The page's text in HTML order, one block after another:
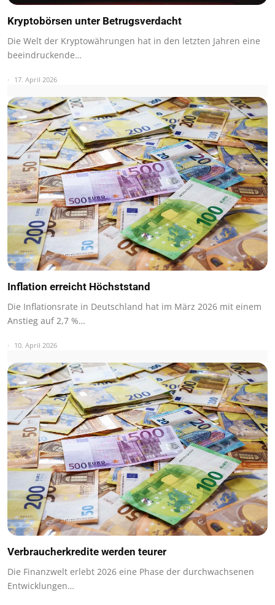
Kryptobörsen unter Betrugsverdacht
Die Welt der Kryptowährungen hat in den letzten Jahren eine
beeindruckende…
17. April 2026
Inflation erreicht Höchststand
Die Inflationsrate in Deutschland hat im März 2026 mit einem
Anstieg auf 2,7 %…
10. April 2026
Verbraucherkredite werden teurer
Die Finanzwelt erlebt 2026 eine Phase der durchwachsenen
Entwicklungen…